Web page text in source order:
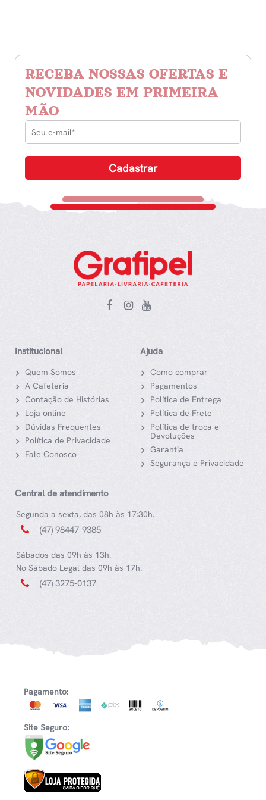
RECEBA NOSSAS OFERTAS E
NOVIDADES EM PRIMEIRA
MÃO
Institucional
Quem Somos
A Cafeteria
Contação de Histórias
Loja online
Dúvidas Frequentes
Política de Privacidade
Fale Conosco
Ajuda
Como comprar
Pagamentos
Política de Entrega
Política de Frete
Política de troca e
Devoluções
Garantia
Segurança e Privacidade
Central de atendimento
Segunda a sexta, das 08h às 17:30h.
(47) 98447-9385
Sábados das 09h às 13h.
No Sábado Legal das 09h às 17h.
(47) 3275-0137
Pagamento:
Site Seguro: